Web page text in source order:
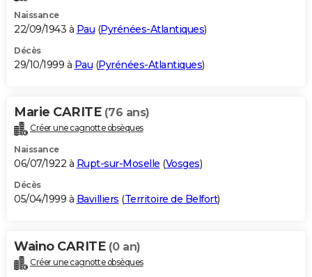
Naissance
22/09/1943 à Pau (Pyrénées-Atlantiques)
Décès
29/10/1999 à Pau (Pyrénées-Atlantiques)
Marie CARITE (76 ans)
Créer une cagnotte obsèques
Naissance
06/07/1922 à Rupt-sur-Moselle (Vosges)
Décès
05/04/1999 à Bavilliers (Territoire de Belfort)
Waino CARITE (0 an)
Créer une cagnotte obsèques